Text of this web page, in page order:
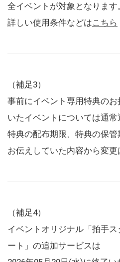
全イベントが対象となります
詳しい使用条件などはこちら
（補足3）
事前にイベント専用特典の
いたイベントについては通常
特典の配布期限、特典の保
お伝えしていた内容から変更
（補足4）
イベントオリジナル「拍手
ート」の追加サービスは